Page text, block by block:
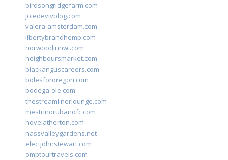
birdsongridgefarm.com
joiedevivblog.com
valera-amsterdam.com
libertybrandhemp.com
norwoodinnwi.com
neighboursmarket.com
blackanguscareers.com
bolesfororegon.com
bodega-ole.com
thestreamlinerlounge.com
mestrinorubanofc.com
novelatherton.com
nassvalleygardens.net
electjohnstewart.com
omptourtravels.com